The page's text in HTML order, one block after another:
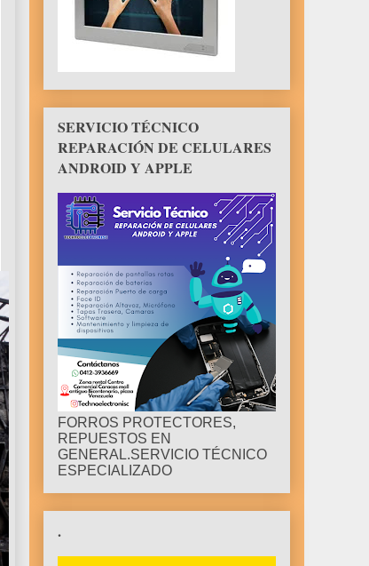
SERVICIO TÉCNICO
REPARACIÓN DE CELULARES
ANDROID Y APPLE
FORROS PROTECTORES,
REPUESTOS EN
GENERAL.SERVICIO TÉCNICO
ESPECIALIZADO
.